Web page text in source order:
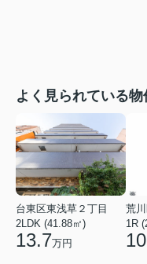
よく見られている物
台東区東浅草２丁目
2LDK (41.88㎡)
13.7万円
荒
1R